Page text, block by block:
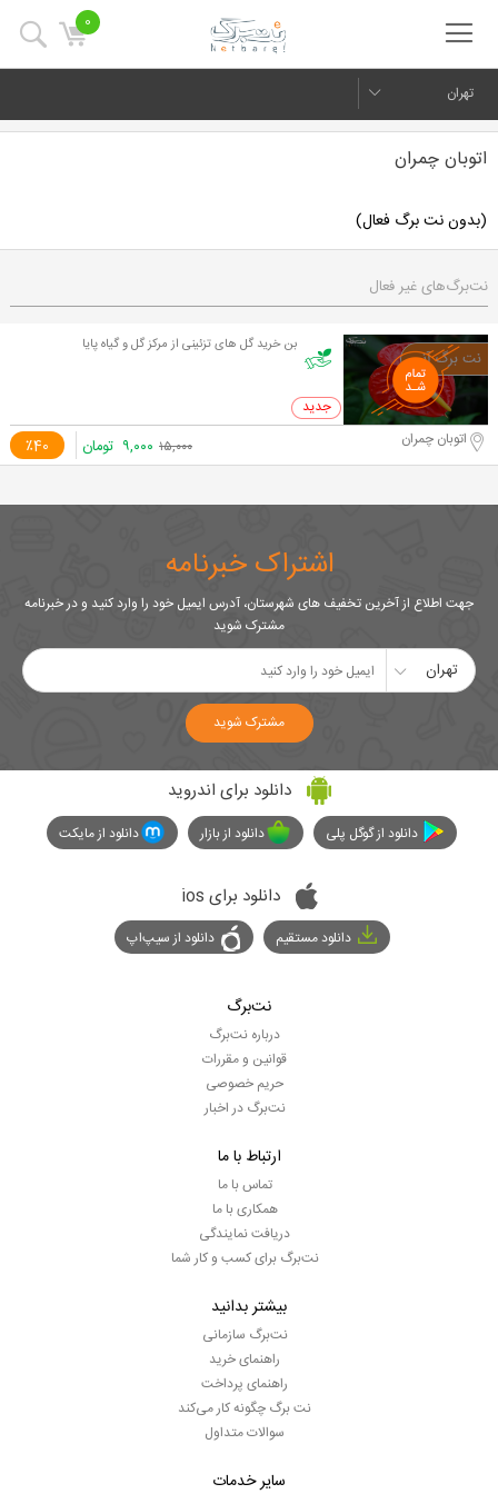
0
تهران
اتوبان چمران
(بدون نت برگ فعال)
نت‌برگ‌های غیر فعال
بن خرید گل های تزئینی از مرکز گل و گیاه پایا
0 خرید
٪40 اتوبان چمران ۱۵,۰۰۰ ۹,۰۰۰ تومان
اشتراک خبرنامه
جهت اطلاع از آخرین تخفیف های شهرستان، آدرس ایمیل خود را وارد کنید و در خبرنامه
مشترک شوید
تهران
مشترک شوید
دانلود برای اندروید
دانلود از گوگل پلی دانلود از بازار دانلود از مایکت
دانلود برای ios
دانلود مستقیم دانلود از سیپ‌اپ
نت‌برگ
درباره نت‌برگ
قوانین و مقررات
حریم خصوصی
نت‌برگ در اخبار
ارتباط با ما
تماس با ما
همکاری با ما
دریافت نمایندگی
نت‌برگ برای کسب و کار شما
بیشتر بدانید
نت‌برگ سازمانی
راهنمای خرید
راهنمای پرداخت
نت برگ چگونه کار می‌کند
سوالات متداول
سایر خدمات